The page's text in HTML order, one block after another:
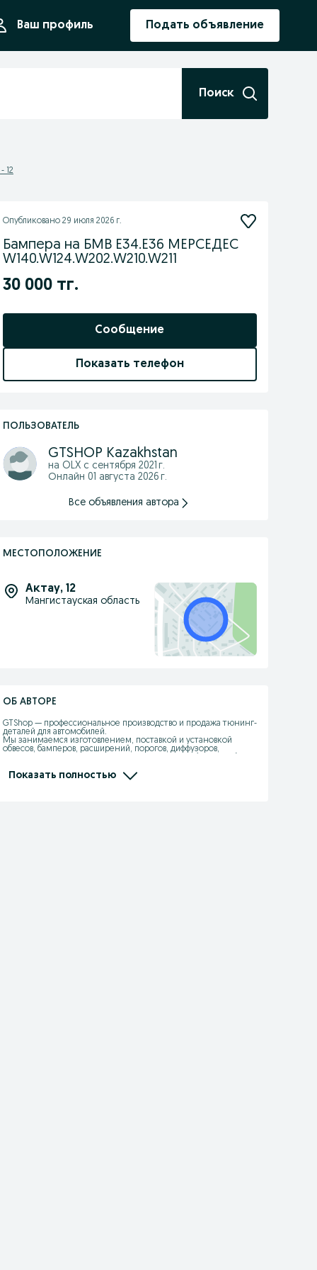
Ваш профиль Подать объявление
Поиск
12
Опубликовано 29 июля 2026 г.
Бампера на БМВ Е34.Е36 МЕРСЕДЕС
W140.W124.W202.W210.W211
30 000 тг.
Сообщение
Показать телефон
ПОЛЬЗОВАТЕЛЬ
GTSHOP Kazakhstan
на OLX с сентября 2021 г.
Онлайн 01 августа 2026 г.
Все объявления автора
МЕСТОПОЛОЖЕНИЕ
Актау, 12
Мангистауская область
ОБ АВТОРЕ
GTShop — профессиональное производство и продажа тюнинг-
деталей для автомобилей.
Мы занимаемся изготовлением, поставкой и установкой
обвесов, бамперов, расширений, порогов, диффузоров,
Работаем более 10 лет, своё производство, свои формы,
Показать полностью